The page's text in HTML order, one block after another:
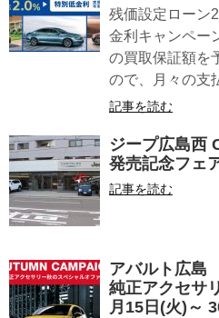
残価設定ローン
金利キャンペー
の買取保証額を
ので、月々の支
記事を読む
ジープ広島西
発売記念フェ
記事を読む
アバルト広島
純正アクセサ
月15日(火)～